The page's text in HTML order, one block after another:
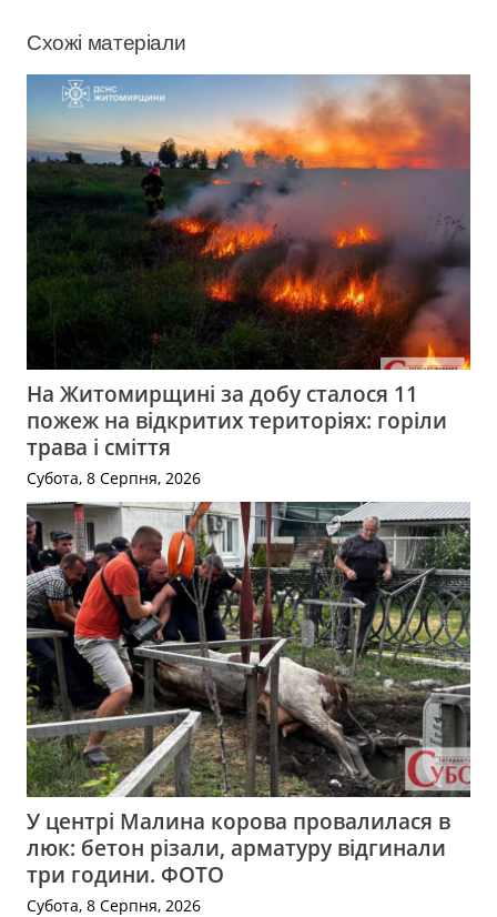
Схожі матеріали
На Житомирщині за добу сталося 11
пожеж на відкритих територіях: горіли
трава і сміття
Субота, 8 Серпня, 2026
У центрі Малина корова провалилася в
люк: бетон різали, арматуру відгинали
три години. ФОТО
Субота, 8 Серпня, 2026